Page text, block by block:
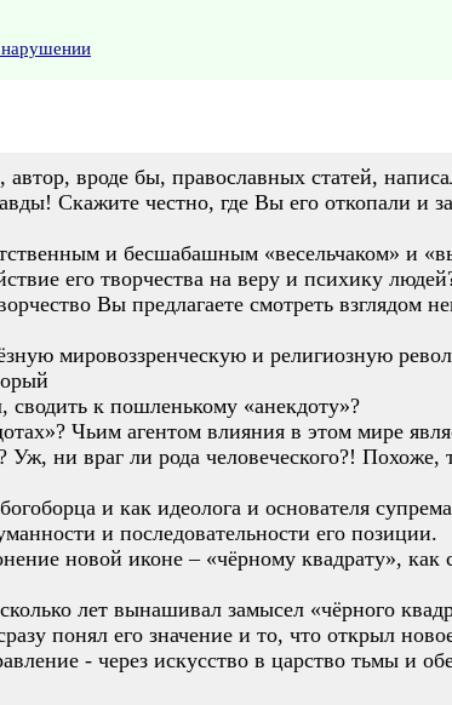
нарушении
вроде бы, православных статей,
Скажите честно, где Вы его откопали и
и бесшабашным «весельчаком» и
его творчества на веру и психику
Вы предлагаете смотреть взглядом
мировоззренческую и религиозную
к пошленькому «анекдоту»?
Чьим агентом влияния в этом мире
Уж, ни враг ли рода человеческого?! Похоже,
и как идеолога и основателя
и последовательности его позиции.
новой иконе – «чёрному квадрату»,
лет вынашивал замысел «чёрного
понял его значение и то, что открыл
- через искусство в царство тьмы и